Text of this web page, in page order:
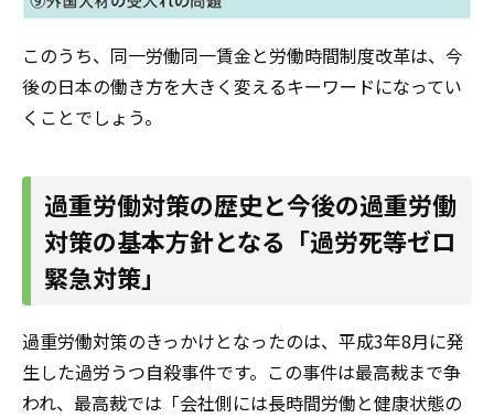
このうち、同一労働同一賃金と労働時間制度改革は、今
後の日本の働き方を大きく変えるキーワードになってい
くことでしょう。
過重労働対策の歴史と今後の過重労働
対策の基本方針となる「過労死等ゼロ
緊急対策」
過重労働対策のきっかけとなったのは、平成3年8月に発
生した過労うつ自殺事件です。この事件は最高裁まで争
われ、最高裁では「会社側には長時間労働と健康状態の